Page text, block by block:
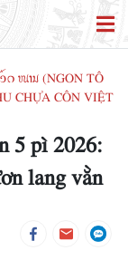
ꪘꪱꪣ (NGON TÔ
CHỰA CÔN VIỆT
5 pì 2026:
lang vằn